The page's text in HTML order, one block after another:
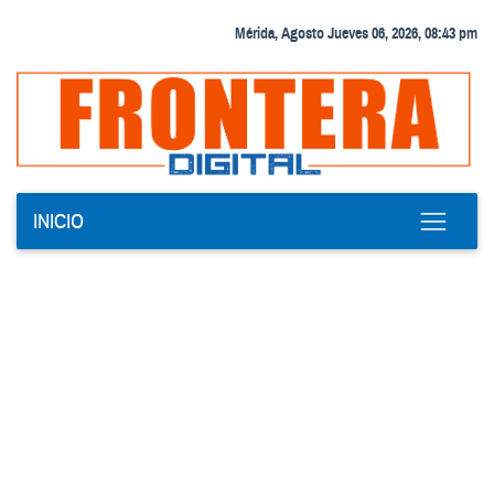
Mérida, Agosto Jueves 06, 2026, 08:43 pm
INICIO